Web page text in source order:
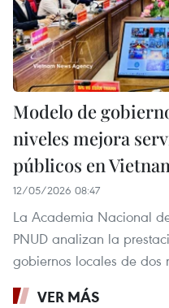
Modelo de
niveles mejora
públicos en
12/05/2026 08:47
La Academia Nacional
PNUD analizan la
gobiernos locales de dos
VER MÁS